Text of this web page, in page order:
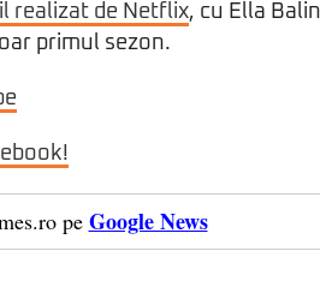
realizat de Netflix, cu Ella
primul sezon.
pe Google News